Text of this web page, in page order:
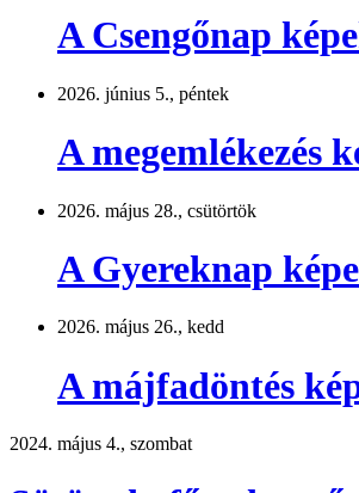
A Csengőnap
2026. június 5., péntek
A megemlékezés
2026. május 28., csütörtök
A Gyereknap
2026. május 26., kedd
A májfadöntés
2024. május 4., szombat